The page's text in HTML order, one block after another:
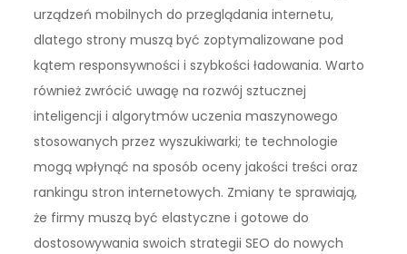
urządzeń mobilnych do przeglądania internetu,
dlatego strony muszą być zoptymalizowane pod
kątem responsywności i szybkości ładowania. Warto
również zwrócić uwagę na rozwój sztucznej
inteligencji i algorytmów uczenia maszynowego
stosowanych przez wyszukiwarki; te technologie
mogą wpłynąć na sposób oceny jakości treści oraz
rankingu stron internetowych. Zmiany te sprawiają,
że firmy muszą być elastyczne i gotowe do
dostosowywania swoich strategii SEO do nowych